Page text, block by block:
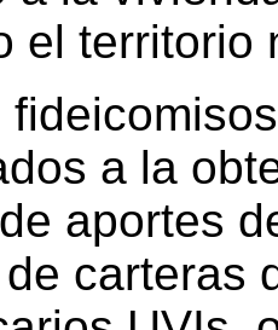
el territorio
a la
aportes
carteras